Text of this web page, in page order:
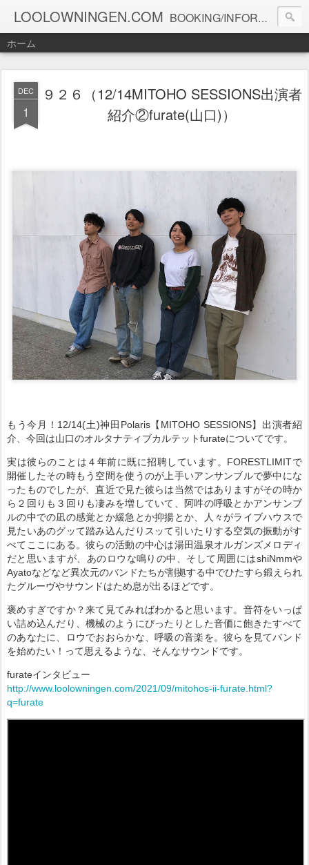
LOOLOWNINGEN.COM BOOKING/INFORMATION info@loolowningen.com
ホーム
DEC
1
９２６（12/14MITOHO SESSIONS出演者
紹介②furate(山口)）
もう今月！12/14(土)神田Polaris【MITOHO SESSIONS】出演者紹
介、今回は山口のオルタナティブカルテットfurateについてです。
実は彼らのことは４年前に既に招聘しています。FORESTLIMITで
開催したその時もう空間を使うのが上手いアンサンブルで夢中にな
ったものでしたが、直近で見た彼らは当然ではありますがその時か
ら２回りも３回りも凄みを増していて、阿吽の呼吸とかアンサンブ
ルの中での凪の感覚とか緩急とか抑揚とか、人々がライブハウスで
見たいあのグッて踏み込んだりスッて引いたりする空気の振動がす
べてここにある。彼らの活動の中心は湯田温泉オルガンズメロディ
だと思いますが、あのロウな鳴りの中、そして周囲にはshiNmmや
Ayatoなどなど異次元のバンドたちが割拠する中でひたすら鍛えられ
たグルーヴやサウンドはため息が出るほどです。
褒めすぎですか？来て見てみればわかると思います。音符をいっぱ
い詰め込んだり、機械のようにぴったりとした音価に飽きたすべて
のあなたに、ロウでおおらかな、呼吸の音楽を。彼らを見てバンド
を始めたい！って思えるような、そんなサウンドです。
furateインタビュー
http://www.loolowningen.com/2021/09/mitohos-ii-furate.html?
q=furate